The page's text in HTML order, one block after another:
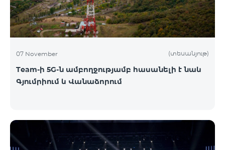
07 November (տեսանյութ)
Team-ի 5G-ն ամբողջությամբ հասանելի է նաև
Գյումրիում և Վանաձորում